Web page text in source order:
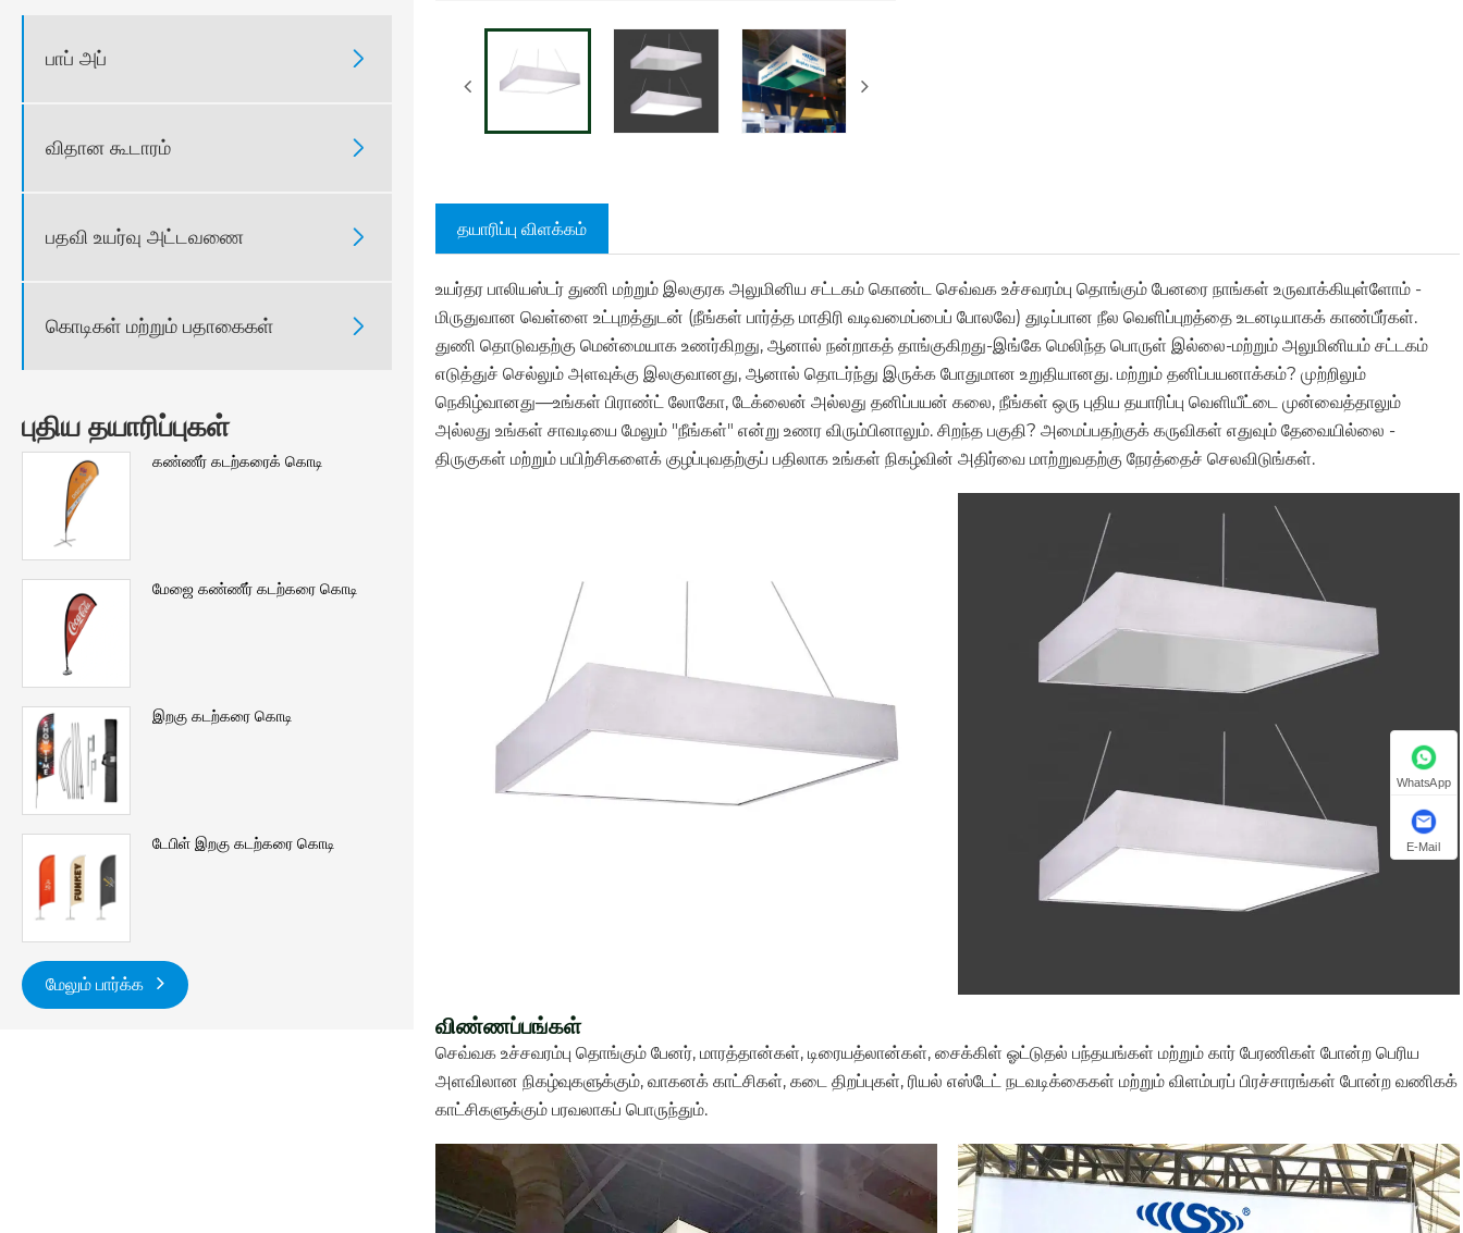
பாப் அப் 
விதான கூடாரம் 
பதவி உயர்வு அட்டவணை 
கொடிகள் மற்றும் பதாகைகள் 
புதிய தயாரிப்புகள்
கண்ணீர் கடற்கரைக் கொடி
மேஜை கண்ணீர் கடற்கரை கொடி
இறகு கடற்கரை கொடி
டேபிள் இறகு கடற்கரை கொடி
மேலும் பார்க்க
தயாரிப்பு விளக்கம்
உயர்தர பாலியஸ்டர் துணி மற்றும் இலகுரக அலுமினிய சட்டகம் கொண்ட செவ்வக உச்சவரம்பு தொங்கும் பேனரை நாங்கள் உருவாக்கியுள்ளோம் -
மிருதுவான வெள்ளை உட்புறத்துடன் (நீங்கள் பார்த்த மாதிரி வடிவமைப்பைப் போலவே) துடிப்பான நீல வெளிப்புறத்தை உடனடியாகக் காண்பீர்கள்.
துணி தொடுவதற்கு மென்மையாக உணர்கிறது, ஆனால் நன்றாகத் தாங்குகிறது-இங்கே மெலிந்த பொருள் இல்லை-மற்றும் அலுமினியம் சட்டகம்
எடுத்துச் செல்லும் அளவுக்கு இலகுவானது, ஆனால் தொடர்ந்து இருக்க போதுமான உறுதியானது. மற்றும் தனிப்பயனாக்கம்? முற்றிலும்
நெகிழ்வானது—உங்கள் பிராண்ட் லோகோ, டேக்லைன் அல்லது தனிப்பயன் கலை, நீங்கள் ஒரு புதிய தயாரிப்பு வெளியீட்டை முன்வைத்தாலும்
அல்லது உங்கள் சாவடியை மேலும் "நீங்கள்" என்று உணர விரும்பினாலும். சிறந்த பகுதி? அமைப்பதற்குக் கருவிகள் எதுவும் தேவையில்லை -
திருகுகள் மற்றும் பயிற்சிகளைக் குழப்புவதற்குப் பதிலாக உங்கள் நிகழ்வின் அதிர்வை மாற்றுவதற்கு நேரத்தைச் செலவிடுங்கள்.
விண்ணப்பங்கள்
செவ்வக உச்சவரம்பு தொங்கும் பேனர், மாரத்தான்கள், டிரையத்லான்கள், சைக்கிள் ஓட்டுதல் பந்தயங்கள் மற்றும் கார் பேரணிகள் போன்ற பெரிய
அளவிலான நிகழ்வுகளுக்கும், வாகனக் காட்சிகள், கடை திறப்புகள், ரியல் எஸ்டேட் நடவடிக்கைகள் மற்றும் விளம்பரப் பிரச்சாரங்கள் போன்ற வணிகக்
காட்சிகளுக்கும் பரவலாகப் பொருந்தும்.
WhatsApp
E-Mail